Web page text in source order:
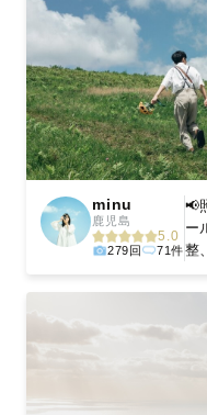
整。自然な雰囲気を残し
に。きっと「こんな写真
出会えます。まずは、ラ
minu
鹿児島
5.0
279回 71件
📢
ー
整